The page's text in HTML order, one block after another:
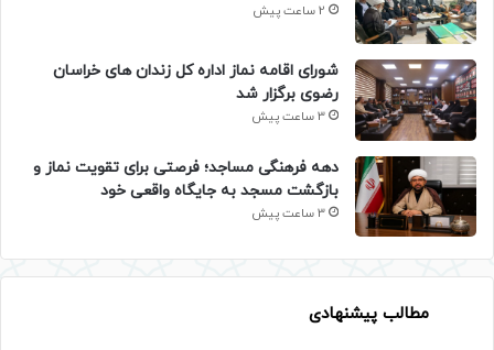
2 ساعت پیش
شورای اقامه نماز اداره کل زندان های خراسان
رضوی برگزار شد
3 ساعت پیش
دهه فرهنگی مساجد؛ فرصتی برای تقویت نماز و
بازگشت مسجد به جایگاه واقعی خود
3 ساعت پیش
مطالب پیشنهادی